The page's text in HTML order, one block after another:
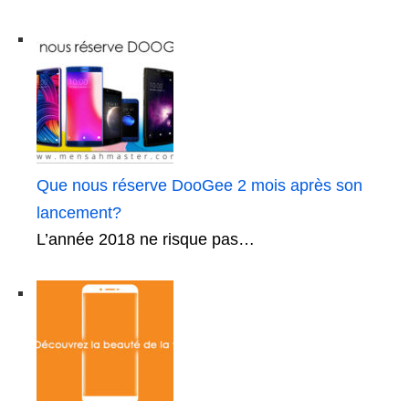
Que nous réserve DooGee 2 mois après son
lancement?
L’année 2018 ne risque pas…